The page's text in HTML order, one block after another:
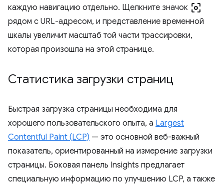
каждую навигацию отдельно. Щелкните значок center_focus_weak
рядом с URL-адресом, и представление временной
шкалы увеличит масштаб той части трассировки,
которая произошла на этой странице.
Статистика загрузки страниц
Быстрая загрузка страницы необходима для
хорошего пользовательского опыта, а Largest
Contentful Paint (LCP) — это основной веб-важный
показатель, ориентированный на измерение загрузки
страницы. Боковая панель Insights предлагает
специальную информацию по улучшению LCP, а также